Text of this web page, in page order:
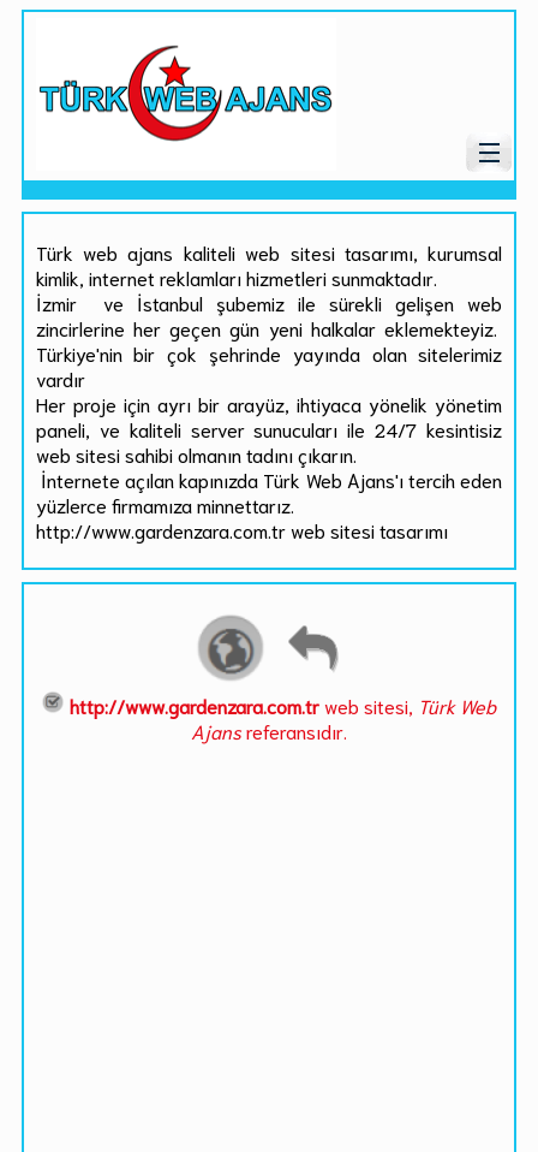
Türk web ajans kaliteli web sitesi tasarımı, kurumsal
kimlik, internet reklamları hizmetleri sunmaktadır.
İzmir ve İstanbul şubemiz ile sürekli gelişen web
zincirlerine her geçen gün yeni halkalar eklemekteyiz.
Türkiye'nin bir çok şehrinde yayında olan sitelerimiz
vardır
Her proje için ayrı bir arayüz, ihtiyaca yönelik yönetim
paneli, ve kaliteli server sunucuları ile 24/7 kesintisiz
web sitesi sahibi olmanın tadını çıkarın.
İnternete açılan kapınızda Türk Web Ajans'ı tercih eden
yüzlerce firmamıza minnettarız.
http://www.gardenzara.com.tr web sitesi tasarımı
http://www.gardenzara.com.trweb sitesi, Türk Web
Ajansreferansıdır.